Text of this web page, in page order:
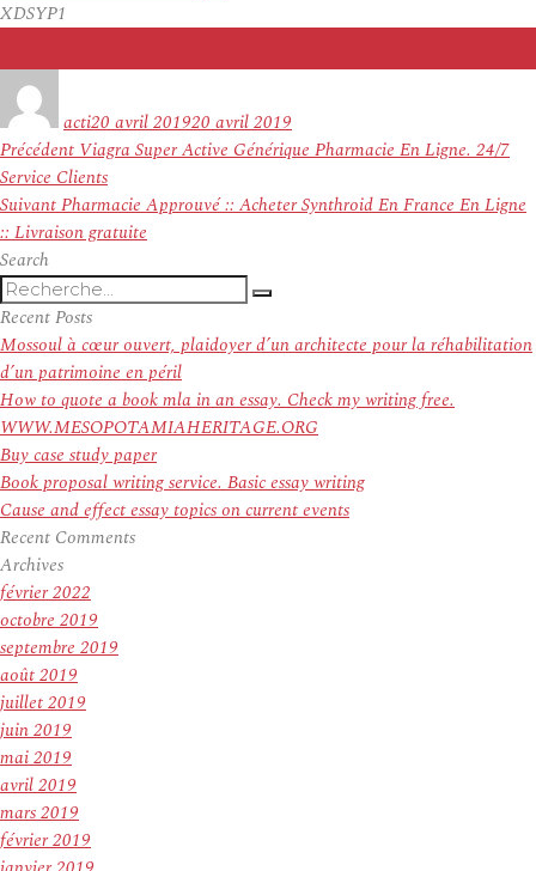
XDSYP1
actile
20 avril 201920 avril 2019
Navigation
de
l’article
Précédent Article
précédent :
Viagra Super Active Générique Pharmacie En Ligne. 24/7
Service Clients
SuivantArticle
suivant :
Pharmacie Approuvé :: Acheter Synthroid En France En Ligne
:: Livraison gratuite
Search
Recherche
pour
:
Recherche
Recent Posts
Mossoul à cœur ouvert, plaidoyer d’un architecte pour la réhabilitation
d’un patrimoine en péril
How to quote a book mla in an essay. Check my writing free.
WWW.MESOPOTAMIAHERITAGE.ORG
Buy case study paper
Book proposal writing service. Basic essay writing
Cause and effect essay topics on current events
Recent Comments
Archives
février 2022
octobre 2019
septembre 2019
août 2019
juillet 2019
juin 2019
mai 2019
avril 2019
mars 2019
février 2019